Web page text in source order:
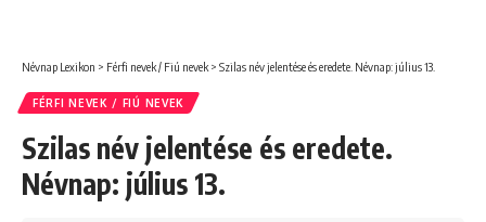
Névnap Lexikon > Férfi nevek / Fiú nevek > Szilas név jelentése és eredete. Névnap: július 13.
FÉRFI NEVEK / FIÚ NEVEK
Szilas név jelentése és eredete.
Névnap: július 13.